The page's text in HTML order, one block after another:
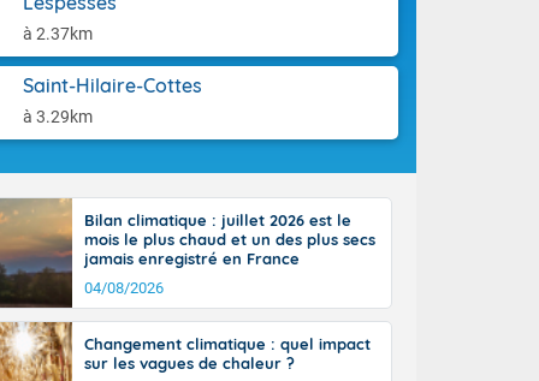
à 2.37km
Saint-Hilaire-Cottes
à 3.29km
sur
avec des
sur le sud
sur la
entre 50 et
résiste sur
Alpes à
et 20
Bilan climatique : juillet 2026 est le
mois le plus chaud et un des plus secs
jamais enregistré en France
04/08/2026
Changement climatique : quel impact
sur les vagues de chaleur ?